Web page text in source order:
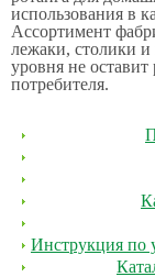
использования в
Ассортимент
лежаки, столики и
уровня не
потребителя.
Инструкция по